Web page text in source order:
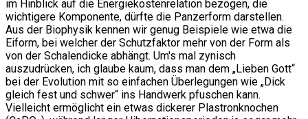
im Hinblick auf die Energiekostenrelation bezogen, die
wichtigere Komponente, dürfte die Panzerform darstellen.
Aus der Biophysik kennen wir genug Beispiele wie etwa die
Eiform, bei welcher der Schutzfaktor mehr von der Form als
von der Schalendicke abhängt. Um's mal zynisch
auszudrücken, ich glaube kaum, dass man dem „Lieben Gott“
bei der Evolution mit so einfachen Überlegungen wie „Dick
gleich fest und schwer“ ins Handwerk pfuschen kann.
Vielleicht ermöglicht ein etwas dickerer Plastronknochen